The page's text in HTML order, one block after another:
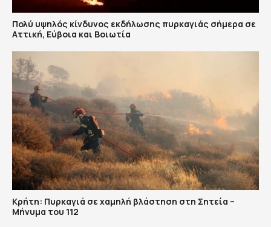
Πολύ υψηλός κίνδυνος εκδήλωσης πυρκαγιάς σήμερα σε
Αττική, Εύβοια και Βοιωτία
Κρήτη: Πυρκαγιά σε χαμηλή βλάστηση στη Σητεία –
Μήνυμα του 112